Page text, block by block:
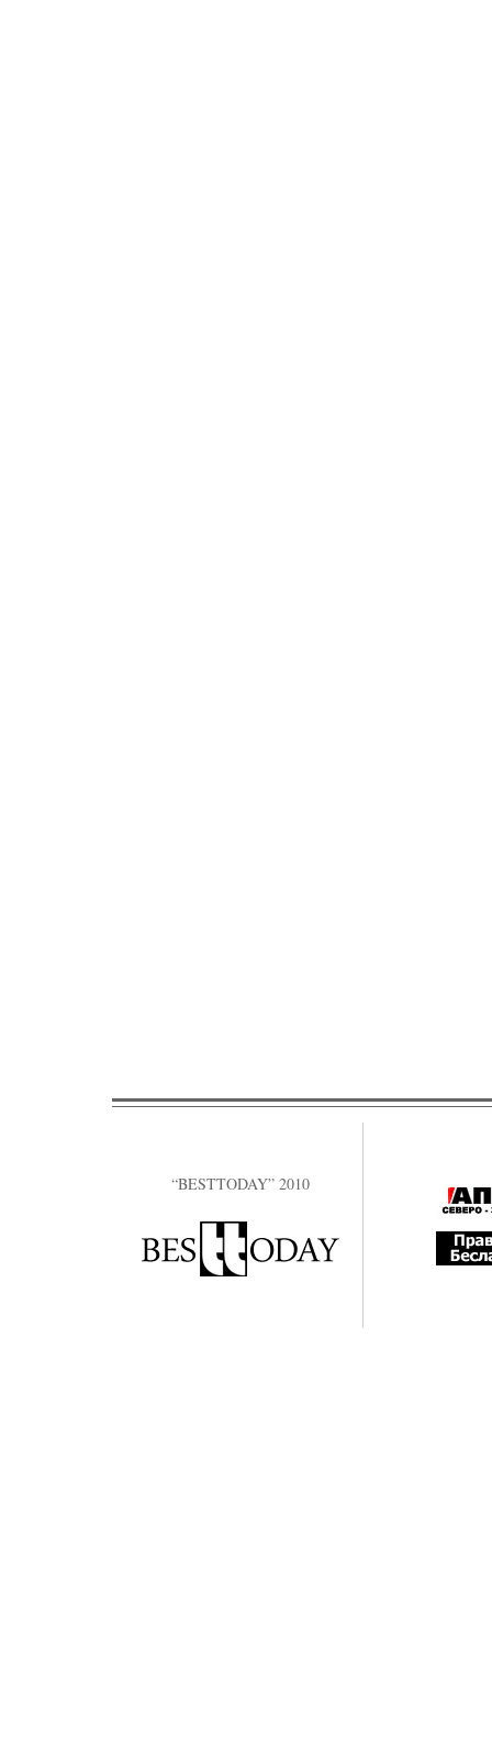
“BESTTODAY” 2010